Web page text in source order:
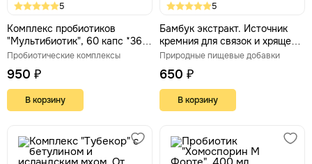
5
Комплекс пробиотиков
"Мультибиотик", 60 капс *360
мг
Пробиотические комплексы
950 ₽
В корзину
5
Бамбук экстракт. Источник
кремния для связок и хрящей,
60 капс *500 мг
Природные пищевые добавки
650 ₽
В корзину